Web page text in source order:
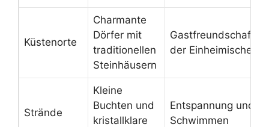
Küstenorte
Charmante
Dörfer mit
traditionellen
Steinhäusern
Gastfreundschaft
der Einheimischen
Strände
Kleine
Buchten und
kristallklare
Entspannung und
Schwimmen